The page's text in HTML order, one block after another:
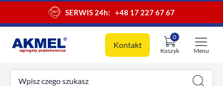
SERWIS 24h: +48 17 227 67 67
Kontakt
Koszyk
0
koszyk
Menu
Wpisz czego szukasz